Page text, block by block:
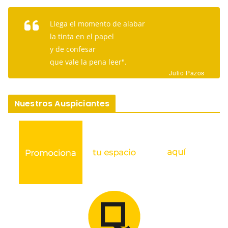
Llega el momento de alabar
la tinta en el papel
y de confesar
que vale la pena leer".
Julio Pazos
Nuestros Auspiciantes